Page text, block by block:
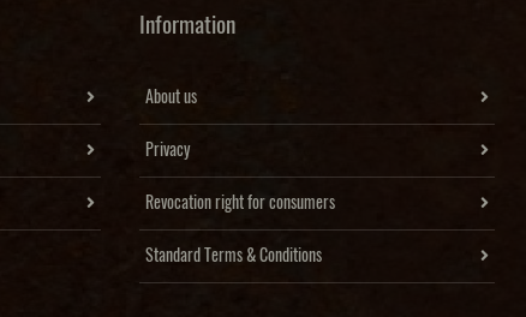
Information
About us
Privacy
Revocation right for consumers
Standard Terms & Conditions